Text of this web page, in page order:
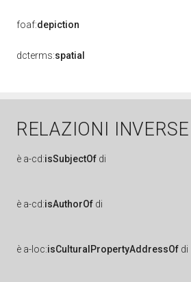
foaf:depiction
dcterms:spatial
RELAZIONI INVERSE
è a-cd:isSubjectOf di
è a-cd:isAuthorOf di
è a-loc:isCulturalPropertyAddressOf di